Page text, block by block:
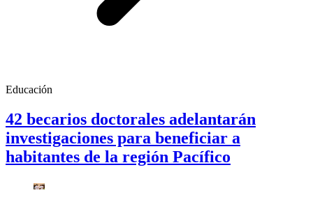
Educación
42 becarios doctorales adelantarán
investigaciones para beneficiar a
habitantes de la región Pacífico